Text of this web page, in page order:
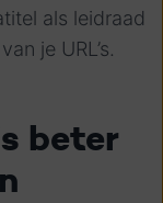
als leidraad
je URL’s.
beter